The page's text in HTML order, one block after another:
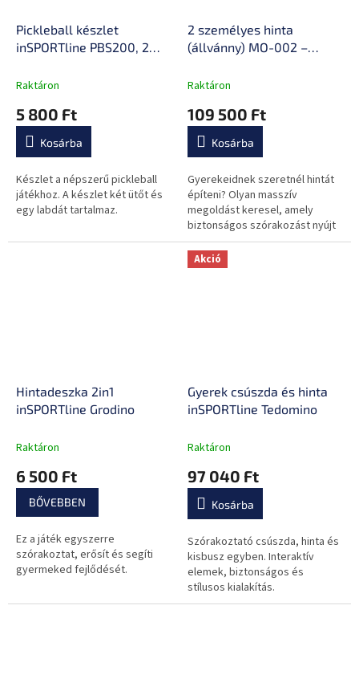
Pickleball készlet
inSPORTline PBS200, 2
anyag, stílusos dizájn
Raktáron
5 800 Ft
Kosárba
Készlet a népszerű pickleball
játékhoz. A készlet két ütőt és
egy labdát tartalmaz.
2 személyes hinta
(állvánny) MO-002 –
Raktáron
109 500 Ft
Kosárba
Gyerekeidnek szeretnél hintát
építeni? Olyan masszív
megoldást keresel, amely
biztonságos szórakozást nyújt
számukra? A Marbo Sport MO-
002 kétszemélyes állványával
könnyedén...
Hintadeszka 2in1
inSPORTline Grodino
Raktáron
6 500 Ft
BŐVEBBEN
Ez a játék egyszerre
szórakoztat, erősít és segíti
gyermeked fejlődését.
Akció
Gyerek csúszda és hinta
inSPORTline Tedomino
Raktáron
97 040 Ft
Kosárba
Szórakoztató csúszda, hinta és
kisbusz egyben. Interaktív
elemek, biztonságos és
stílusos kialakítás.